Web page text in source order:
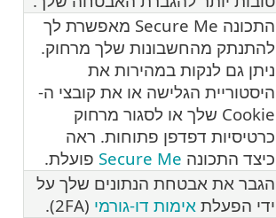
התכונה Secure Me מאפשרת לך
להתנתק מהחשבונות שלך מרחוק.
ניתן גם לנקות במהירות את
היסטוריית הגלישה או את קובצי ה-
Cookie שלך או לסגור מרחוק
כרטיסיות דפדפן פתוחות. ראה
כיצד התכונה Secure Me פועלת.
הגבר את אבטחת הנתונים שלך על
ידי הפעלת אימות דו-גורמי (2FA).